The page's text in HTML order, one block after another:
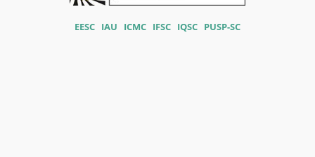
EESC IAU ICMC IFSC IQSC PUSP-SC